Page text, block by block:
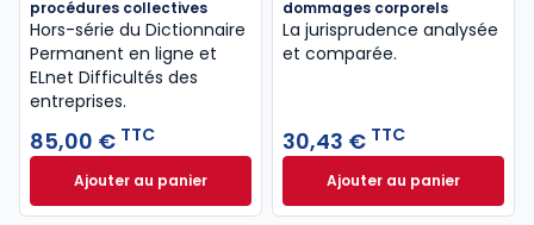
procédures collectives
Hors-série du Dictionnaire
Permanent en ligne et
ELnet Difficultés des
entreprises.
85,00 € TTC
Ajouter au panierPrévention des difficultés et procédures
dommages corporels
La jurisprudence analysée
et comparée.
30,43 € TTC
Ajouter au panier
Indemnisation